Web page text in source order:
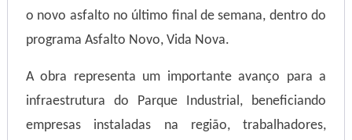
o novo asfalto no último final de semana, dentro do
programa Asfalto Novo, Vida Nova.
A obra representa um importante avanço para a
infraestrutura do Parque Industrial, beneficiando
empresas instaladas na região, trabalhadores,